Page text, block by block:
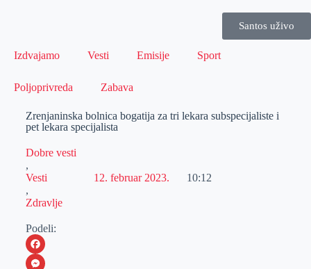
Santos uživo
Izdvajamo Vesti Emisije Sport
Poljoprivreda Zabava
Zrenjaninska bolnica bogatija za tri lekara subspecijaliste i
pet lekara specijalista
Dobre vesti
,
Vesti
,
Zdravlje
12. februar 2023. 10:12
Podeli:
F